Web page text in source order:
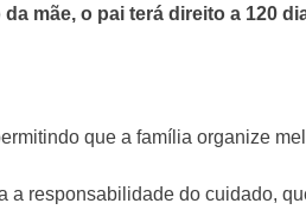
mãe, o pai terá direito a 120
que a família organize
responsabilidade do cuidado,